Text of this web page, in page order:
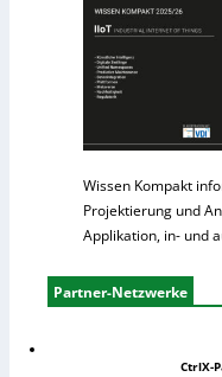
Wissen Kompakt
Projektierung und
Applikation, in- und
Partner-Netzwerke
CtrlX-